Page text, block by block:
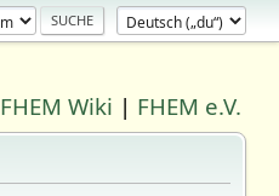
FHEM Wiki | FHEM e.V.